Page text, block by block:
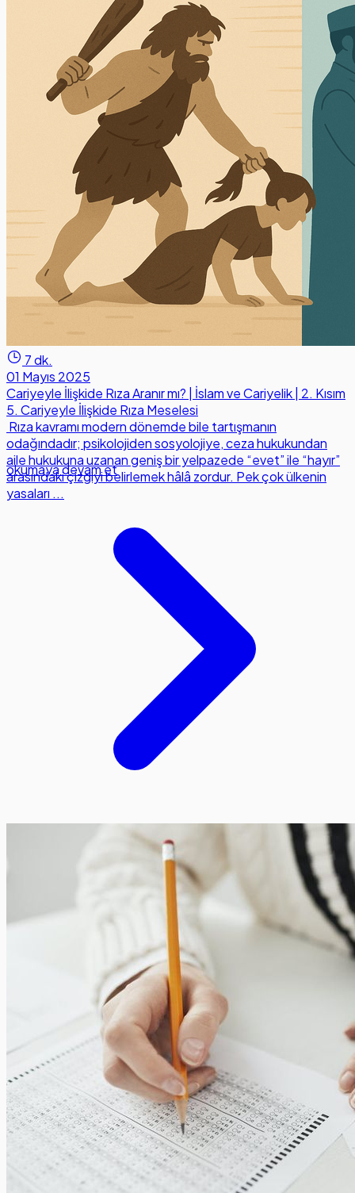
7 dk.
01 Mayıs 2025
Cariyeyle İlişkide Rıza Aranır mı? | İslam ve Cariyelik | 2. Kısım
5. Cariyeyle İlişkide Rıza Meselesi
Rıza kavramı modern dönemde bile tartışmanın
odağındadır; psikolojiden sosyolojiye, ceza hukukundan
aile hukukuna uzanan geniş bir yelpazede “evet” ile “hayır”
arasındaki çizgiyi belirlemek hâlâ zordur. Pek çok ülkenin
yasaları ...
okumaya devam et